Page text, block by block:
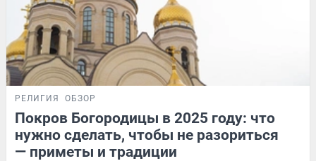
РЕЛИГИЯ ОБЗОР
Покров Богородицы в 2025 году: что
нужно сделать, чтобы не разориться
— приметы и традиции